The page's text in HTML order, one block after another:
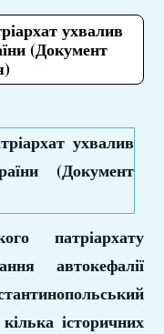
ухвалив
(Документ
патріархату
автокефалії
історичних